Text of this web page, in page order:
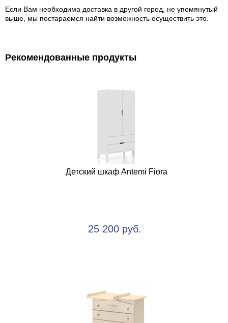
Если Вам необходима доставка в другой город, не упомянутый
выше, мы постараемся найти возможность осуществить это.
Рекомендованные продукты
Детский шкаф Antemi Fiora
25 200 руб.